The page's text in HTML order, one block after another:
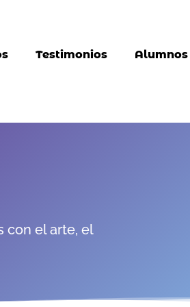
Testimonios Alumnos
con el arte, el